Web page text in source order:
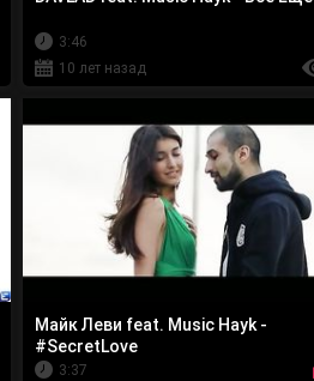
3:46
10 лет назад
Майк Леви feat. Music Hayk -
#SecretLove
3:37